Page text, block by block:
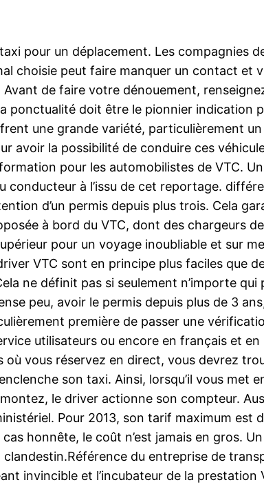
pour un déplacement. Les compagnies
choisie peut faire manquer un contact et
de faire votre dénouement,
ponctualité doit être le pionnier indication
une grande variété, particulièrement
avoir la possibilité de conduire ces
pour les automobilistes de VTC.
conducteur à l’issu de cet reportage.
d’un permis depuis plus trois. Cela
à bord du VTC, dont des chargeurs
pour un voyage inoubliable et sur
VTC sont en principe plus faciles que
ne définit pas si seulement n’importe
peu, avoir le permis depuis plus de 3
première de passer une
utilisateurs ou encore en français et en
vous réservez en direct, vous devrez
son taxi. Ainsi, lorsqu’il vous met
le driver actionne son compteur.
Pour 2013, son tarif maximum est
honnête, le coût n’est jamais en gros.
clandestin.Référence du entreprise de
invincible et l’incubateur de la